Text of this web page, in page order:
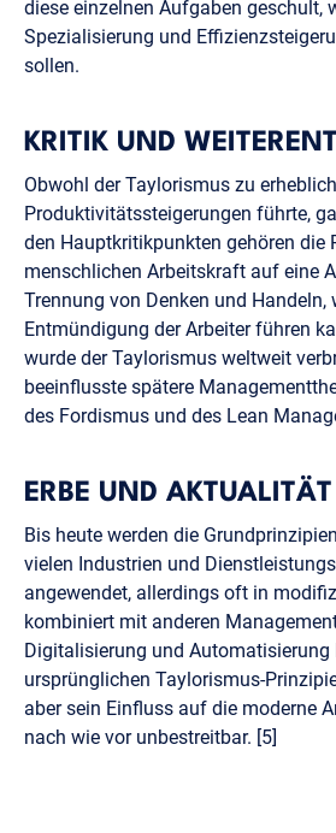
diese einzelnen Aufgaben geschult,
Spezialisierung und
sollen.
KRITIK UND
Obwohl der Taylorismus zu
Produktivitätssteigerungen führte,
den Hauptkritikpunkten gehören die
menschlichen Arbeitskraft auf eine
Trennung von Denken und Handeln,
Entmündigung der Arbeiter führen
wurde der Taylorismus weltweit
beeinflusste spätere
des Fordismus und des Lean
ERBE UND AKTUALITÄT
Bis heute werden die
vielen Industrien und
angewendet, allerdings oft in
kombiniert mit anderen
Digitalisierung und Automatisierung
ursprünglichen Taylorismus-
aber sein Einfluss auf die moderne
nach wie vor unbestreitbar. [5]